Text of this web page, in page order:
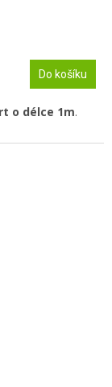
Do košíku
o délce 1m.